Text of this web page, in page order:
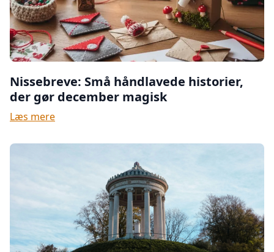
Nissebreve: Små håndlavede historier,
der gør december magisk
Læs mere